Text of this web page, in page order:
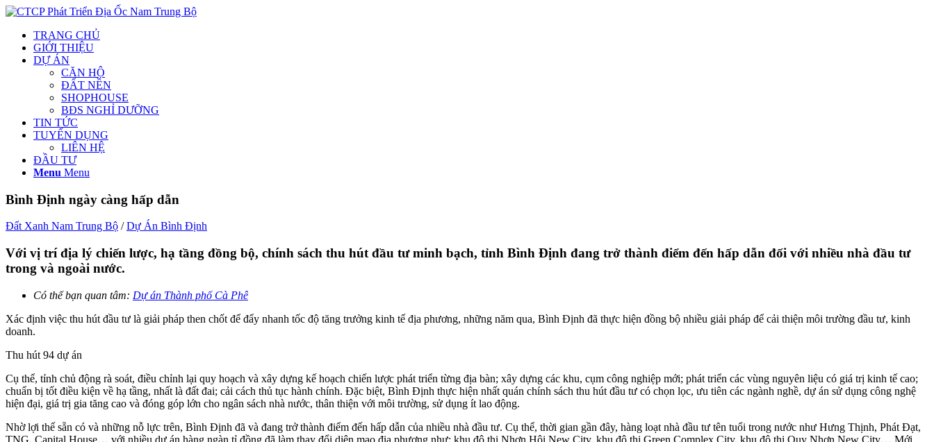
TRANG CHỦ
GIỚI THIỆU
DỰ ÁN
CĂN HỘ
ĐẤT NỀN
SHOPHOUSE
BĐS NGHỈ DƯỠNG
TIN TỨC
TUYỂN DỤNG
LIÊN HỆ
ĐẦU TƯ
Menu Menu
Bình Định ngày càng hấp dẫn
Đất Xanh Nam Trung Bộ /Dự Án Bình Định
Với vị trí địa lý chiến lược, hạ tầng đồng bộ, chính sách thu hút đầu tư minh bạch, tỉnh Bình Định đang trở thành điểm đến hấp dẫn đối với nhiều nhà đầu tư
trong và ngoài nước.
Có thể bạn quan tâm: Dự án Thành phố Cà Phê
Xác định việc thu hút đầu tư là giải pháp then chốt để đẩy nhanh tốc độ tăng trưởng kinh tế địa phương, những năm qua, Bình Định đã thực hiện đồng bộ nhiều giải pháp để cải thiện môi trường đầu tư, kinh
doanh.
Thu hút 94 dự án
Cụ thể, tỉnh chủ động rà soát, điều chỉnh lại quy hoạch và xây dựng kế hoạch chiến lược phát triển từng địa bàn; xây dựng các khu, cụm công nghiệp mới; phát triển các vùng nguyên liệu có giá trị kinh tế cao;
chuẩn bị tốt điều kiện về hạ tầng, nhất là đất đai; cải cách thủ tục hành chính. Đặc biệt, Bình Định thực hiện nhất quán chính sách thu hút đầu tư có chọn lọc, ưu tiên các ngành nghề, dự án sử dụng công nghệ
hiện đại, giá trị gia tăng cao và đóng góp lớn cho ngân sách nhà nước, thân thiện với môi trường, sử dụng ít lao động.
Nhờ lợi thế sẵn có và những nỗ lực trên, Bình Định đã và đang trở thành điểm đến hấp dẫn của nhiều nhà đầu tư. Cụ thể, thời gian gần đây, hàng loạt nhà đầu tư tên tuổi trong nước như Hưng Thịnh, Phát Đạt,
TNG, Capital House… với nhiều dự án hàng ngàn tỉ đồng đã làm thay đổi diện mạo địa phương như: khu đô thị Nhơn Hội New City, khu đô thị Green Complex City, khu đô thị Quy Nhơn New City… Mới